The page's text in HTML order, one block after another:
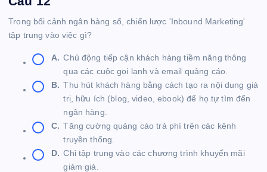
Trong bối cảnh ngân hàng số, chiến lược 'Inbound Marketing'
tập trung vào việc gì?
A. Chủ động tiếp cận khách hàng tiềm năng thông
qua các cuộc gọi lạnh và email quảng cáo.
B. Thu hút khách hàng bằng cách tạo ra nội dung giá
trị, hữu ích (blog, video, ebook) để họ tự tìm đến
ngân hàng.
C. Tăng cường quảng cáo trả phí trên các kênh
truyền thống.
D. Chỉ tập trung vào các chương trình khuyến mãi
giảm giá.